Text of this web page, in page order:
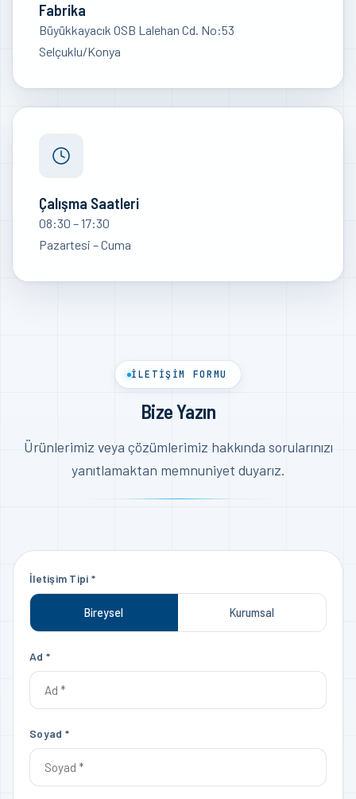
Fabrika
Büyükkayacık OSB Lalehan Cd. No:53
Selçuklu/Konya
Çalışma Saatleri
08:30 – 17:30
Pazartesi – Cuma
İLETİŞİM FORMU
Bize Yazın
Ürünlerimiz veya çözümlerimiz hakkında sorularınızı
yanıtlamaktan memnuniyet duyarız.
İletişim Tipi *
Bireysel Kurumsal
Ad *
Soyad *